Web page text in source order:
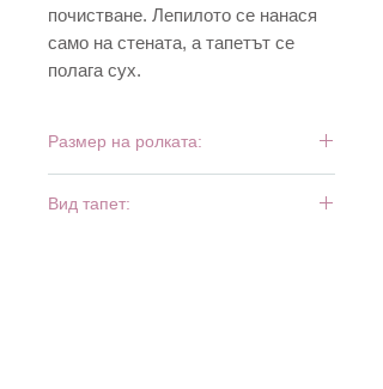
почистване. Лепилото се нанася
само на стената, а тапетът се
полага сух.
Размер на ролката:
Вид тапет: